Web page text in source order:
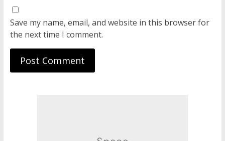
Save my name, email, and website in this browser for
the next time I comment.